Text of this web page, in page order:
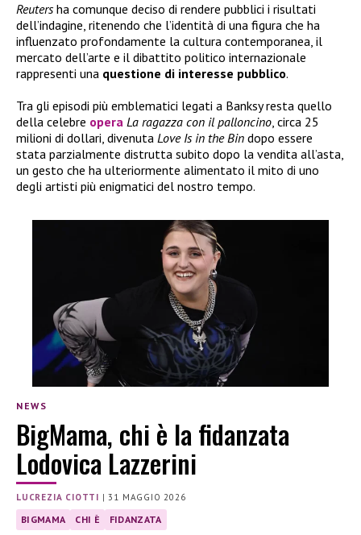
Reutersha comunque deciso di rendere pubblici i risultati
dell’indagine, ritenendo che l’identità di una figura che ha
influenzato profondamente la cultura contemporanea, il
mercato dell’arte e il dibattito politico internazionale
rappresenti una questione di interesse pubblico.
Tra gli episodi più emblematici legati a Banksy resta quello
della celebre opera La ragazza con il palloncino, circa 25
milioni di dollari, divenuta Love Is in the Bin dopo essere
stata parzialmente distrutta subito dopo la vendita all’asta,
un gesto che ha ulteriormente alimentato il mito di uno
degli artisti più enigmatici del nostro tempo.
NEWS
BigMama, chi è la fidanzata
Lodovica Lazzerini
LUCREZIA CIOTTI |31 MAGGIO 2026
BIGMAMA CHI È FIDANZATA